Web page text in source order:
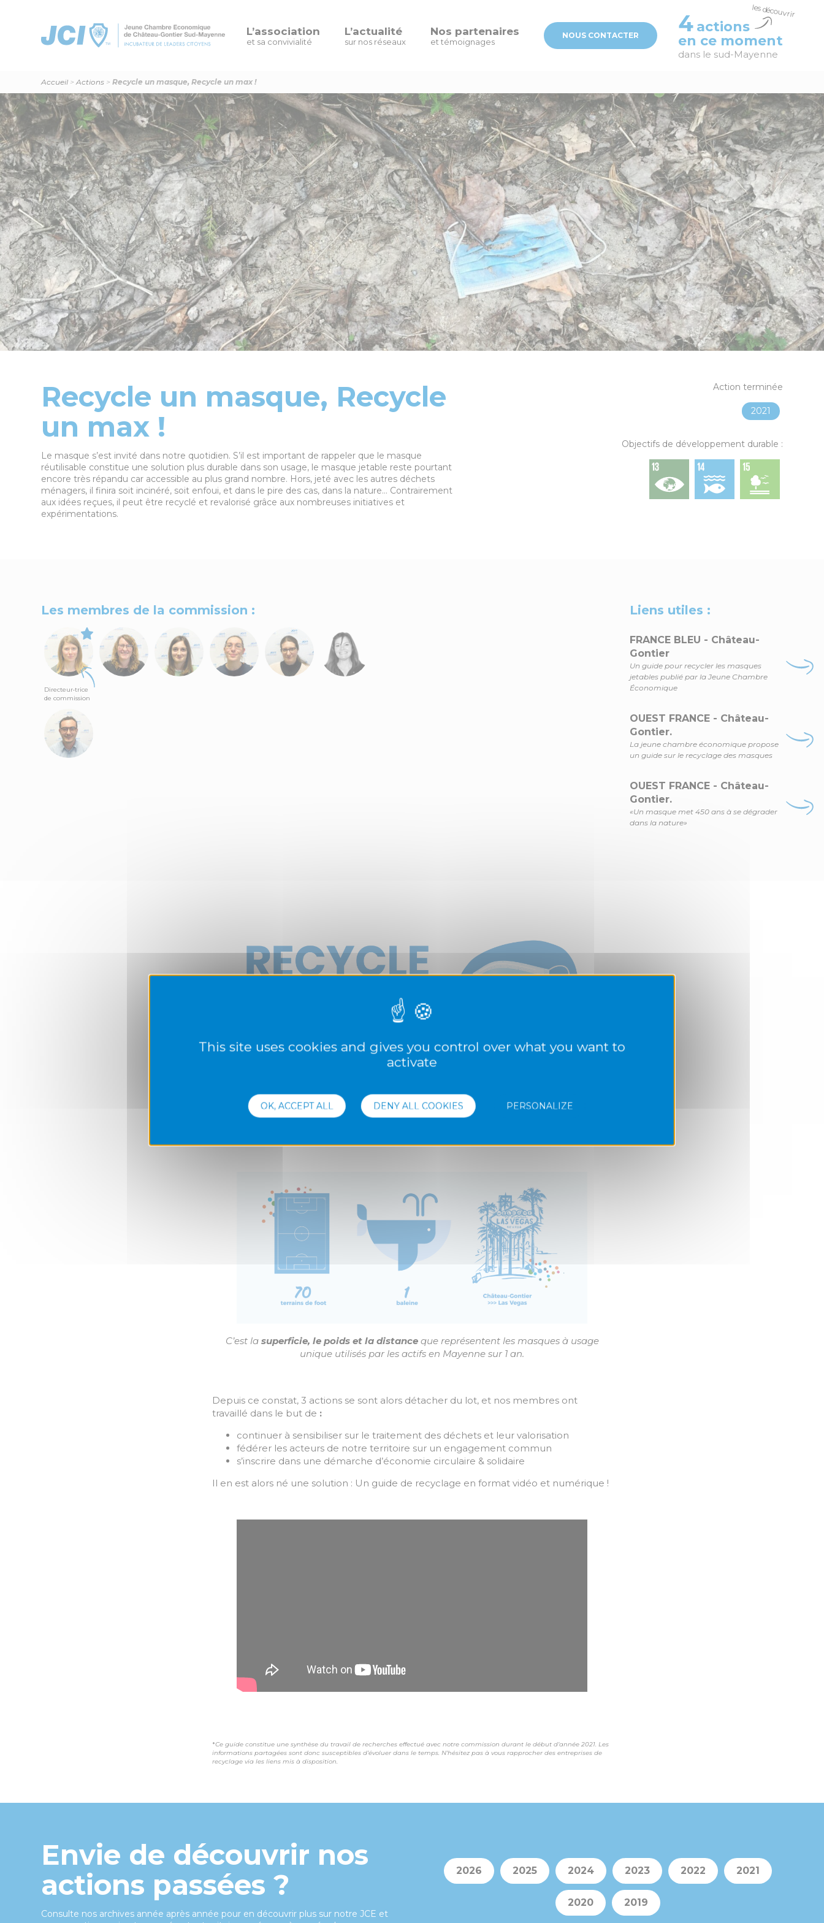
L’association
et sa convivialité
L’actualité
sur nos réseaux
Nos partenaires
et témoignages
NOUS CONTACTER 4 actions
en ce moment
dans le sud-Mayenne
Accueil >Actions >Recycle un masque, Recycle un max !
Recycle un masque, Recycle
un max !
Le masque s’est invité dans notre quotidien. S’il est important de rappeler que le masque
réutilisable constitue une solution plus durable dans son usage, le masque jetable reste pourtant
encore très répandu car accessible au plus grand nombre. Hors, jeté avec les autres déchets
ménagers, il finira soit incinéré, soit enfoui, et dans le pire des cas, dans la nature… Contrairement
aux idées reçues, il peut être recyclé et revalorisé grâce aux nombreuses initiatives et
expérimentations.
Action terminée
2021
Objectifs de développement durable :
Les membres de la commission :
Directeur•trice
de commission
Liens utiles :
FRANCE BLEU - Château-
Gontier
Un guide pour recycler les masques
jetables publié par la Jeune Chambre
Économique
OUEST FRANCE - Château-
Gontier.
La jeune chambre économique propose
un guide sur le recyclage des masques
OUEST FRANCE - Château-
Gontier.
«Un masque met 450 ans à se dégrader
dans la nature»
née lors du premier confinement d’un constat que le masque
jetable, une fois utilisé, s’il n’était pas bien « jeté » pouvait
C’est la superficie, le poids et la distanceque représentent les masques à usage
unique utilisés par les actifs en Mayenne sur 1 an.
Depuis ce constat, 3 actions se sont alors détacher du lot, et nos membres ont
travaillé dans le but de :
continuer à sensibiliser sur le traitement des déchets et leur valorisation
fédérer les acteurs de notre territoire sur un engagement commun
s’inscrire dans une démarche d’économie circulaire & solidaire
Il en est alors né une solution : Un guide de recyclage en format vidéo et numérique !
*Ce guide constitue une synthèse du travail de recherches effectué avec notre commission durant le début d’année 2021. Les
informations partagées sont donc susceptibles d’évoluer dans le temps. N’hésitez pas à vous rapprocher des entreprises de
recyclage via les liens mis à disposition.
Envie de découvrir nos
actions passées ?
Consulte nos archives année après année pour en découvrir plus sur notre JCE et
2026 2025 2024 2023 2022 2021
2020 2019
This site uses cookies and gives you control over what you want to
activate
OK, ACCEPT ALL DENY ALL COOKIES PERSONALIZE